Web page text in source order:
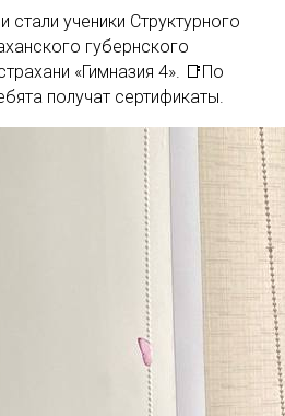
ученики Структурного
губернского
«Гимназия 4». 📑По
получат сертификаты.